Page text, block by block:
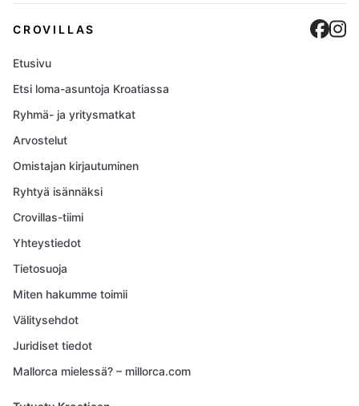
CROVILLAS
Etusivu
Etsi loma-asuntoja Kroatiassa
Ryhmä- ja yritysmatkat
Arvostelut
Omistajan kirjautuminen
Ryhtyä isännäksi
Crovillas-tiimi
Yhteystiedot
Tietosuoja
Miten hakumme toimii
Välitysehdot
Juridiset tiedot
Mallorca mielessä? – millorca.com